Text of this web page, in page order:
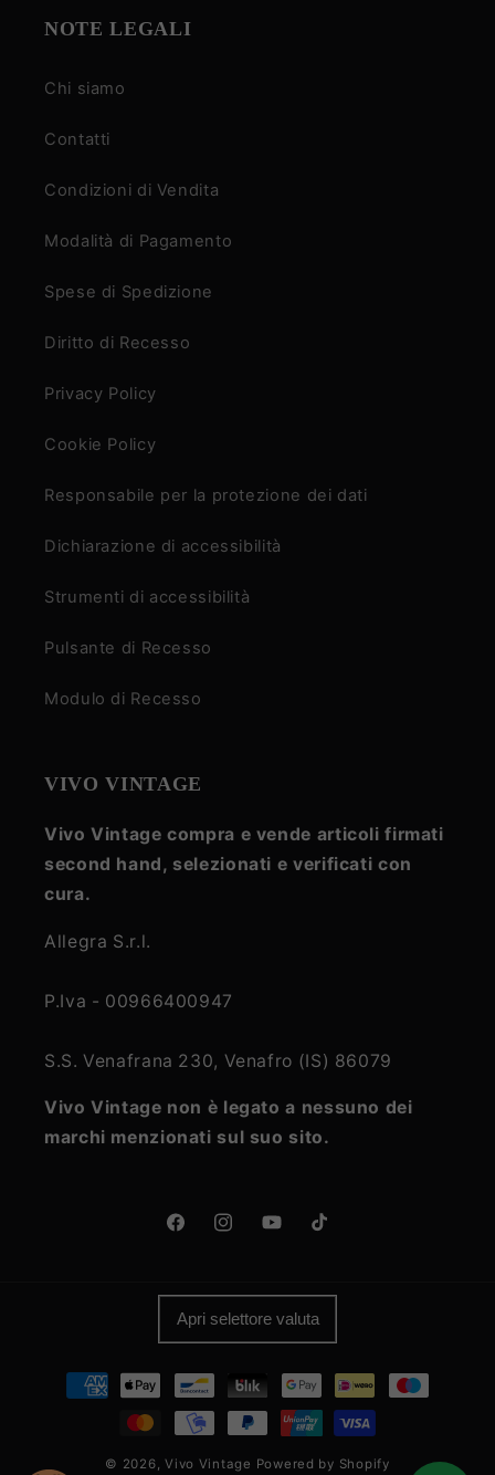
NOTE LEGALI
Chi siamo
Contatti
Condizioni di Vendita
Modalità di Pagamento
Spese di Spedizione
Diritto di Recesso
Privacy Policy
Cookie Policy
Responsabile per la protezione dei dati
Dichiarazione di accessibilità
Strumenti di accessibilità
Pulsante di Recesso
Modulo di Recesso
VIVO VINTAGE
Vivo Vintage compra e vende articoli firmati
second hand, selezionati e verificati con
cura.
Allegra S.r.l.
P.Iva - 00966400947
S.S. Venafrana 230, Venafro (IS) 86079
Vivo Vintage non è legato a nessuno dei
marchi menzionati sul suo sito.
FacebookInstagramYouTubeTikTok
Apri selettore valuta
Metodi
pagamento
© 2026,Vivo Vintage Powered by Shopify